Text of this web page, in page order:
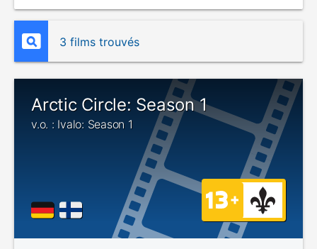
3 films trouvés
Arctic Circle: Season 1
v.o. : Ivalo: Season 1